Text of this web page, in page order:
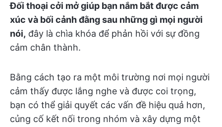
Đối thoại cởi mở giúp bạn nắm bắt được cảm
xúc và bối cảnh đằng sau những gì mọi người
nói, đây là chìa khóa để phản hồi với sự đồng
cảm chân thành.
Bằng cách tạo ra một môi trường nơi mọi người
cảm thấy được lắng nghe và được coi trọng,
bạn có thể giải quyết các vấn đề hiệu quả hơn,
củng cố kết nối trong nhóm và xây dựng một